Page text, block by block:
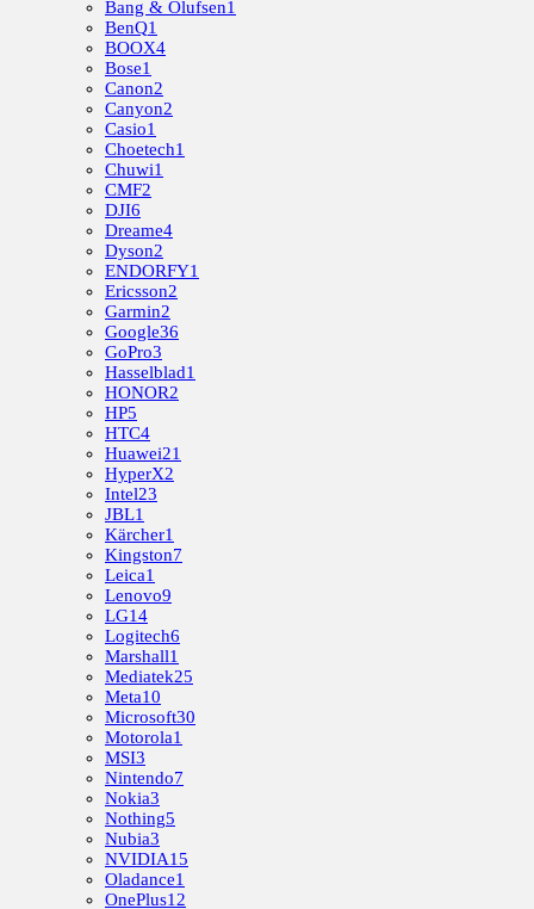
Bang & Olufsen1
BenQ1
BOOX4
Bose1
Canon2
Canyon2
Casio1
Choetech1
Chuwi1
CMF2
DJI6
Dreame4
Dyson2
ENDORFY1
Ericsson2
Garmin2
Google36
GoPro3
Hasselblad1
HONOR2
HP5
HTC4
Huawei21
HyperX2
Intel23
JBL1
Kärcher1
Kingston7
Leica1
Lenovo9
LG14
Logitech6
Marshall1
Mediatek25
Meta10
Microsoft30
Motorola1
MSI3
Nintendo7
Nokia3
Nothing5
Nubia3
NVIDIA15
Oladance1
OnePlus12